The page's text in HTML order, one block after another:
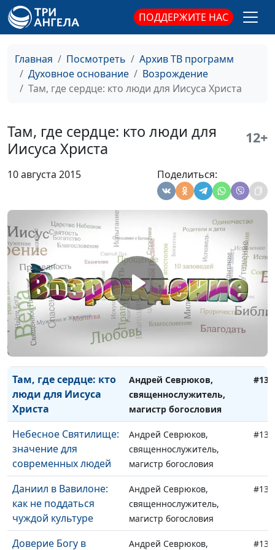
ПОДДЕРЖИТЕ НАС
Главная Посмотреть
Архив ТВ программ
Духовное основание
Возрождение
Там, где сердце: кто люди для Иисуса Христа
Там, где сердце: кто люди для
Иисуса Христа
12+
10 августа 2015 Поделиться:
Где найти утешение?
Виталий Грушко,
священнослужитель
#142
Как услышать Бога?
Виталий Грушко,
священнослужитель
Добро не пропадает
Виталий Грушко,
#139
Как стать другом
Виталий Грушко,
священнослужитель
#138
Для чего прощать
других?
священнослужитель
Выбор спутника
жизни
Виталий Грушко,
священнослужитель
#136
Как не попасть в
рабство греха
Виталий Грушко,
священнослужитель
#135
Терпение - от Бога
Виталий Грушко,
священнослужитель
Там, где сердце: кто
люди для Иисуса
Христа
Андрей Севрюков,
священнослужитель,
магистр богословия
#133
Небесное Святилище:
значение для
современных людей
Андрей Севрюков,
священнослужитель,
магистр богословия
#132
Даниил в Вавилоне:
как не поддаться
чуждой культуре
Андрей Севрюков,
священнослужитель,
магистр богословия
#131
Доверие Богу в
Андрей Севрюков,
#130